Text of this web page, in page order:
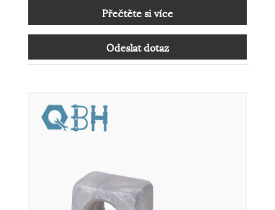
Přečtěte si více
Odeslat dotaz